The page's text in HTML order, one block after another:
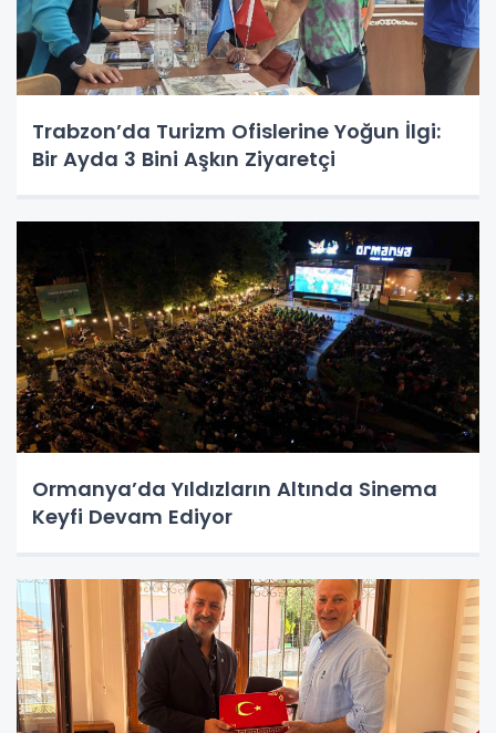
Trabzon’da Turizm Ofislerine Yoğun İlgi:
Bir Ayda 3 Bini Aşkın Ziyaretçi
Ormanya’da Yıldızların Altında Sinema
Keyfi Devam Ediyor